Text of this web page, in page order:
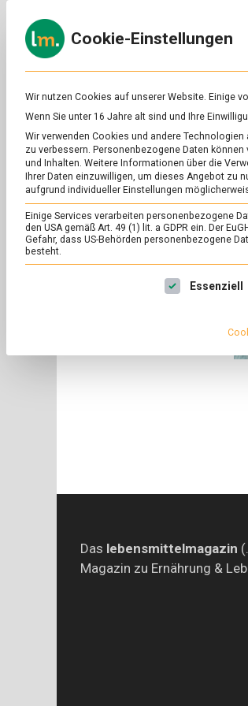
to
content
Das lebensmittelmagazin
Magazin zu Ernährung &
Cookie-Einstellungen
Wir nutzen Cookies auf unserer Website. Einige
Wenn Sie unter 16 Jahre alt sind und Ihre
Wir verwenden Cookies und andere
zu verbessern. Personenbezogene Daten
und Inhalten. Weitere Informationen über die
Ihrer Daten einzuwilligen, um dieses Angebot zu
aufgrund individueller Einstellungen
Einige Services verarbeiten personenbezogene
den USA gemäß Art. 49 (1) lit. a GDPR ein. Der
Gefahr, dass US-Behörden personenbezogene
besteht.
Es folgt eine Liste der Service-Essenziell